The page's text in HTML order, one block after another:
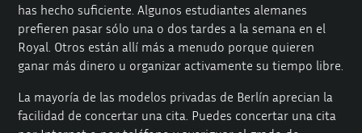
has hecho suficiente. Algunos estudiantes alemanes
prefieren pasar sólo una o dos tardes a la semana en el
Royal. Otros están allí más a menudo porque quieren
ganar más dinero u organizar activamente su tiempo libre.
La mayoría de las modelos privadas de Berlín aprecian la
facilidad de concertar una cita. Puedes concertar una cita